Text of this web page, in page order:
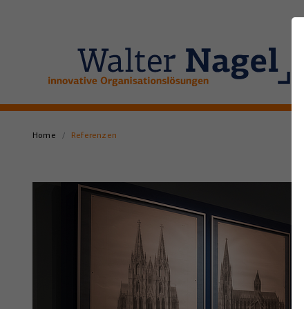
Home Referenzen